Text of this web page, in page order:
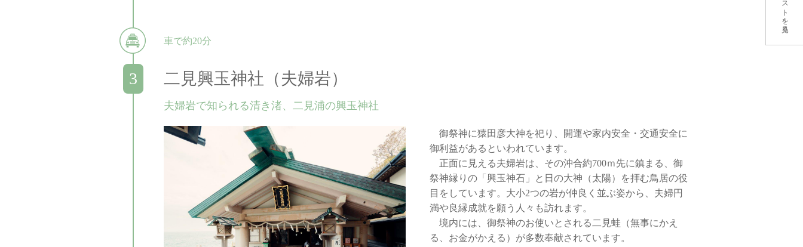
車で約20分
二見興玉神社（夫婦岩）
夫婦岩で知られる清き渚、二見浦の興玉神社
御祭神に猿田彦大神を祀り、開運や家内安全・交通安全に
御利益があるといわれています。
正面に見える夫婦岩は、その沖合約700ｍ先に鎮まる、御
祭神縁りの「興玉神石」と日の大神（太陽）を拝む鳥居の役
目をしています。大小2つの岩が仲良く並ぶ姿から、夫婦円
満や良縁成就を願う人々も訪れます。
境内には、御祭神のお使いとされる二見蛙（無事にかえ
る、お金がかえる）が多数奉献されています。